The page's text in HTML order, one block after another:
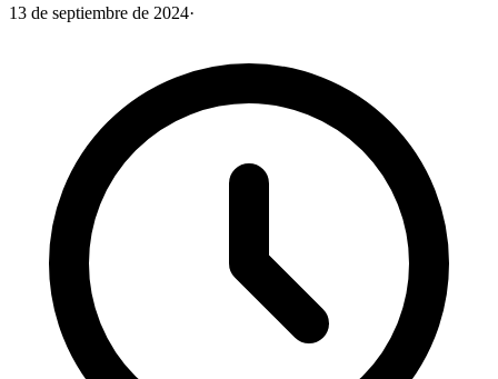
13 de septiembre de 2024·